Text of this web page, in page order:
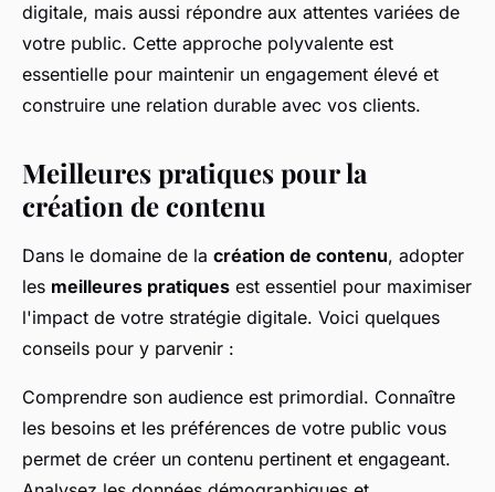
digitale, mais aussi répondre aux attentes variées de
votre public. Cette approche polyvalente est
essentielle pour maintenir un engagement élevé et
construire une relation durable avec vos clients.
Meilleures pratiques pour la
création de contenu
Dans le domaine de la création de contenu, adopter
les meilleures pratiques est essentiel pour maximiser
l'impact de votre stratégie digitale. Voici quelques
conseils pour y parvenir :
Comprendre son audience est primordial. Connaître
les besoins et les préférences de votre public vous
permet de créer un contenu pertinent et engageant.